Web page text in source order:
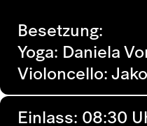
Besetzung:
Yoga: Daniela
Violoncello:
Einlass: 08:30